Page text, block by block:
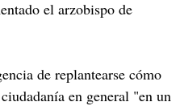
el arzobispo de
de replantearse cómo
en general "en un